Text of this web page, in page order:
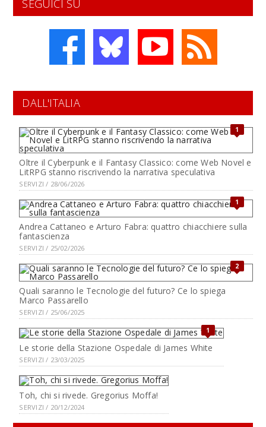
SEGUICI SU
DALL'ITALIA
1
Oltre il Cyberpunk e il Fantasy Classico: come Web Novel e
LitRPG stanno riscrivendo la narrativa speculativa
SERVIZI / 28/06/2026
1
Andrea Cattaneo e Arturo Fabra: quattro chiacchiere sulla
fantascienza
SERVIZI / 25/02/2026
2
Quali saranno le Tecnologie del futuro? Ce lo spiega
Marco Passarello
SERVIZI / 25/06/2025
1
Le storie della Stazione Ospedale di James White
SERVIZI / 23/03/2025
Toh, chi si rivede. Gregorius Moffa!
SERVIZI / 20/12/2024